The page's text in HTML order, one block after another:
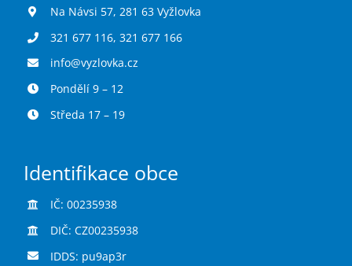
Na Návsi 57, 281 63 Vyžlovka
321 677 116, 321 677 166
info@vyzlovka.cz
Pondělí 9 – 12
Středa 17 – 19
Identifikace obce
IČ: 00235938
DIČ: CZ00235938
IDDS: pu9ap3r